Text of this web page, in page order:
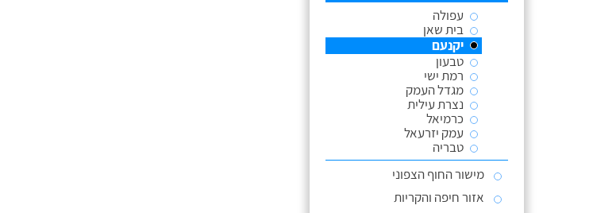
עפולה
בית שאן
יקנעם
טבעון
רמת ישי
מגדל העמק
נצרת עילית
כרמיאל
עמק יזרעאל
טבריה
מישור החוף הצפוני
אזור חיפה והקריות